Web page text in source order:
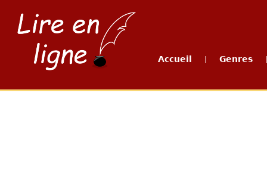
Accueil Genres